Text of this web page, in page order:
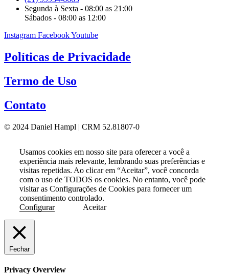
Segunda à Sexta - 08:00 as 21:00
Sábados - 08:00 as 12:00
Instagram FacebookYoutube
Políticas de Privacidade
Termo de Uso
Contato
© 2024 Daniel Hampl | CRM 52.81807-0
Usamos cookies em nosso site para oferecer a você a
experiência mais relevante, lembrando suas preferências e
visitas repetidas. Ao clicar em “Aceitar”, você concorda
com o uso de TODOS os cookies. No entanto, você pode
visitar as Configurações de Cookies para fornecer um
consentimento controlado.
Configurar
Aceitar
Fechar
Privacy Overview